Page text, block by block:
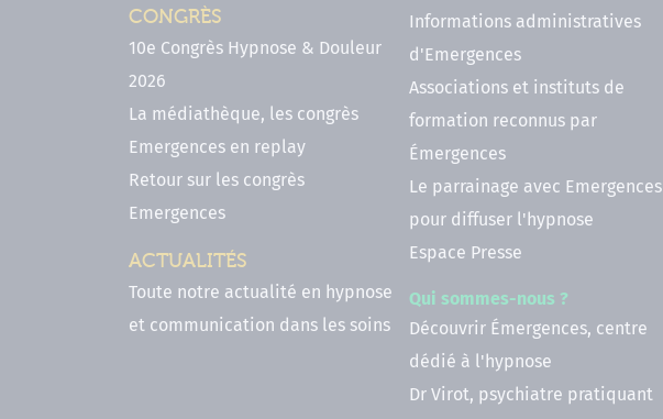
CONGRÈS
10e Congrès Hypnose & Douleur
2026
La médiathèque, les congrès
Emergences en replay
Retour sur les congrès
Emergences
ACTUALITÉS
Toute notre actualité en hypnose
et communication dans les soins
Informations administratives
d'Emergences
Associations et instituts de
formation reconnus par
Émergences
Le parrainage avec Emergences
pour diffuser l'hypnose
Espace Presse
Qui sommes-nous ?
Découvrir Émergences, centre
dédié à l'hypnose
Dr Virot, psychiatre pratiquant